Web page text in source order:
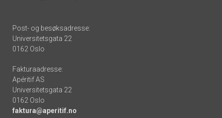
Post- og besøksadresse:
Universitetsgata 22
0162 Oslo
Fakturaadresse:
Apéritif AS
Universitetsgata 22
0162 Oslo
faktura@aperitif.no